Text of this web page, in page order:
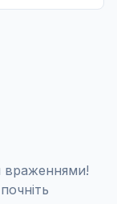
враженнями!